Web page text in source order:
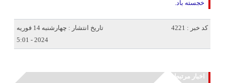
خجسته باد.
کد خبر : 4221
تاریخ انتشار : چهارشنبه 14 فوریه
2024 - 5:01
اخبار مرتبط